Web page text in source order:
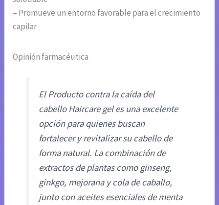
– Promueve un entorno favorable para el crecimiento
capilar
Opinión farmacéutica
El Producto contra la caída del
cabello Haircare gel es una excelente
opción para quienes buscan
fortalecer y revitalizar su cabello de
forma natural. La combinación de
extractos de plantas como ginseng,
ginkgo, mejorana y cola de caballo,
junto con aceites esenciales de menta